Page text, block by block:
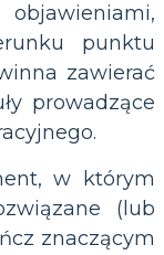
punktu
zawierać
prowadzące
w którym
(lub
znaczącym